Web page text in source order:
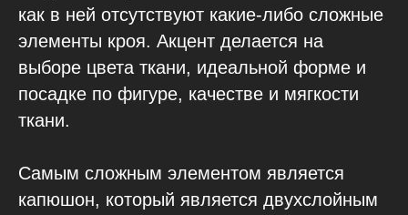
как в ней отсутствуют какие-либо сложные
элементы кроя. Акцент делается на
выборе цвета ткани, идеальной форме и
посадке по фигуре, качестве и мягкости
ткани.
Самым сложным элементом является
капюшон, который является двухслойным